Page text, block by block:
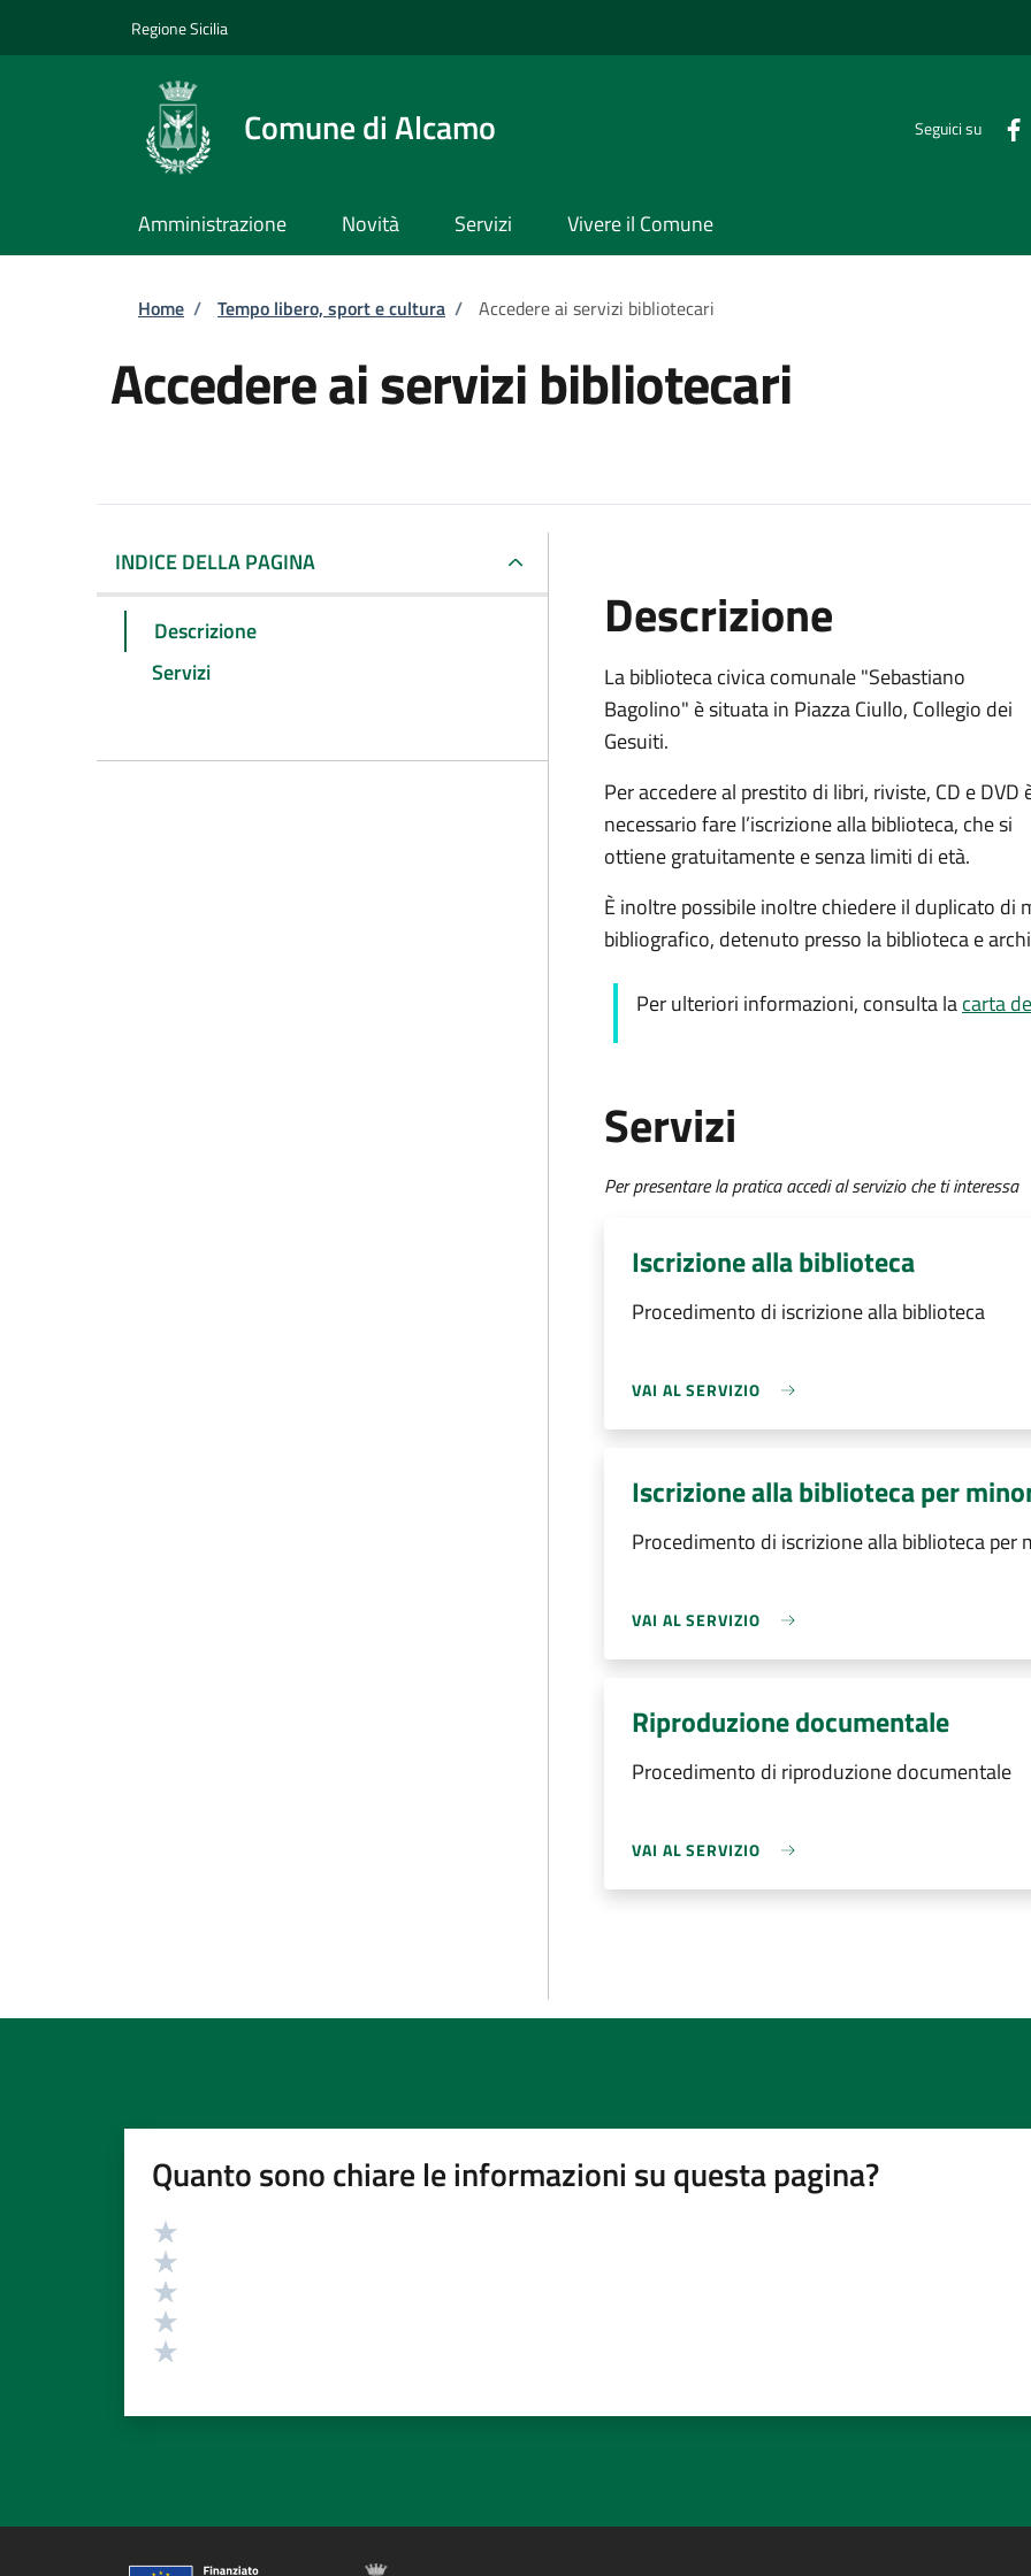
Regione Sicilia
Comune di Alcamo Seguici su
Amministrazione Novità Servizi Vivere il Comune
Briciole di pane
Home / Tempo libero, sport e cultura / Accedere ai servizi bibliotecari
Accedere ai servizi bibliotecari
INDICE DELLA PAGINA
Descrizione
Servizi
Descrizione
La biblioteca civica comunale "Sebastiano
Bagolino" è situata in Piazza Ciullo, Collegio dei
Gesuiti.
Per accedere al prestito di libri, riviste, CD e DVD
necessario fare l’iscrizione alla biblioteca, che si
ottiene gratuitamente e senza limiti di età.
È inoltre possibile inoltre chiedere il duplicato di
bibliografico, detenuto presso la biblioteca e
Per ulteriori informazioni, consulta lacarta
Servizi
Per presentare la pratica accedi al servizio che ti interessa
Iscrizione alla biblioteca
Procedimento di iscrizione alla biblioteca
VAI AL SERVIZIO
Iscrizione alla biblioteca per
Procedimento di iscrizione alla biblioteca per
VAI AL SERVIZIO
Riproduzione documentale
Procedimento di riproduzione documentale
VAI AL SERVIZIO
Quanto sono chiare le informazioni su questa pagina?
Valutazione